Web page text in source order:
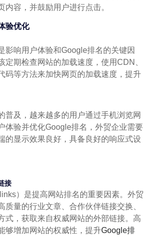
内容，并鼓励用户进行点击。
验优化
影响用户体验和Google排名的关键因
定期检查网站的加载速度，使用CDN、
码等方法来加快网页的加载速度，提升
普及，越来越多的用户通过手机浏览网
体验并优化Google排名，外贸企业需要
的显示效果良好，具备良好的响应式设
接
）是提高网站排名的重要因素。外贸
质量的行业文章、合作伙伴链接交换、
式，获取来自权威网站的外部链接。高
够增加网站的权威性，提升Google排